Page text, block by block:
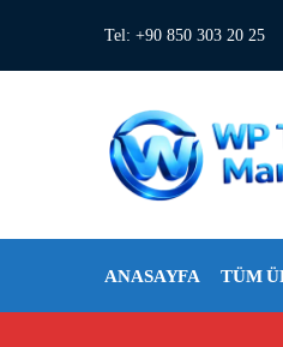
Tel: +90 850 303 20 25
ANASAYFA TÜM